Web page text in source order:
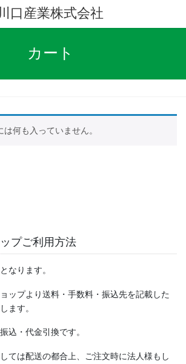
口産業株式会社
カート
何も入っていません。
プご利用方法
なります。
ップより送料・手数料・振込先を記載した
ます。
込・代金引換です。
ては配送の都合上、ご注文時に法人様もし